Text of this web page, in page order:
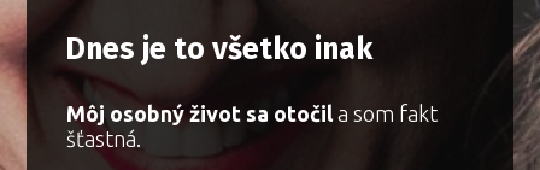
Dnes je to všetko inak
Môj osobný život sa otočil a som fakt
šťastná.